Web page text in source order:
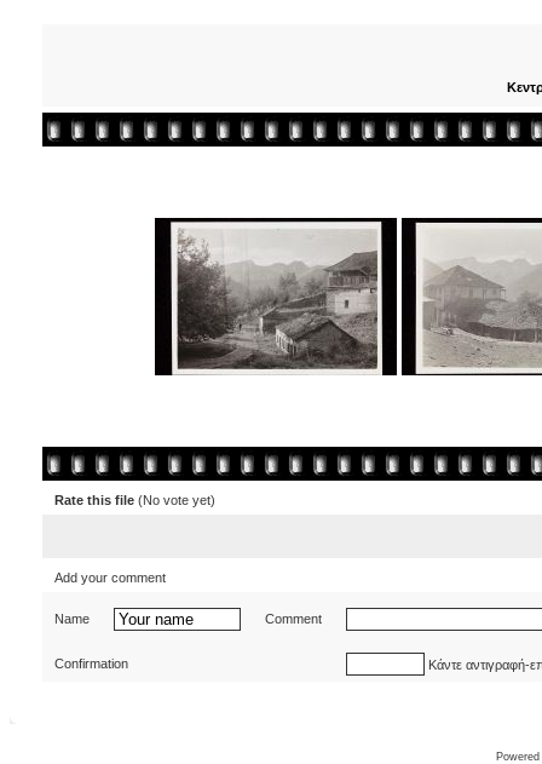
Rate this file (No vote yet)
Add your comment
Name Comment
Confirmation Κάντε αντιγραφή-